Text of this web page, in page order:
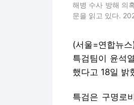
해병 수사 방해 의
문을 읽고 있다.
(서울=연합뉴
특검팀이 윤석
했다고 18일 밝
특검은 구명로